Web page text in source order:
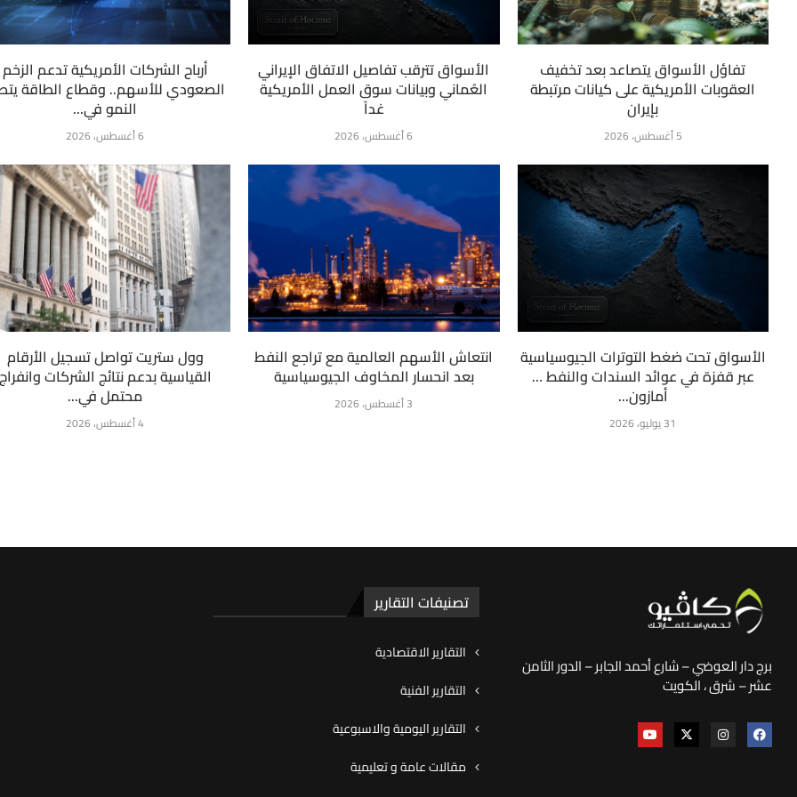
أرباح الشركات الأمريكية تدعم الزخم
الصعودي للأسهم.. وقطاع الطاقة
النمو في...
6 أغسطس، 2026
الأسواق تترقب تفاصيل الاتفاق الإيراني
العُماني وبيانات سوق العمل الأمريكية
غداً
6 أغسطس، 2026
تفاؤل الأسواق يتصاعد بعد تخفيف
العقوبات الأمريكية على كيانات مرتبطة
بإيران
5 أغسطس، 2026
وول ستريت تواصل تسجيل الأرقام
القياسية بدعم نتائج الشركات
محتمل في...
4 أغسطس، 2026
انتعاش الأسهم العالمية مع تراجع النفط
بعد انحسار المخاوف الجيوسياسية
3 أغسطس، 2026
الأسواق تحت ضغط التوترات الجيوسياسية
عبر قفزة في عوائد السندات والنفط …
أمازون...
31 يوليو، 2026
برج دار العوضي – شارع أحمد الجابر – الدور الثامن
عشر – شرق ، الكويت
تصنيفات التقارير
التقارير الاقتصادية
التقارير الفنية
التقارير اليومية والاسبوعية
مقالات عامة و تعليمية